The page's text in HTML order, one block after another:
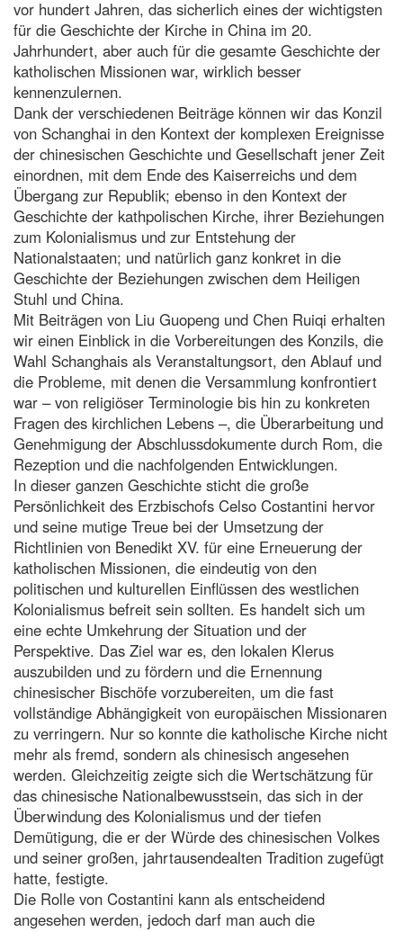
vor hundert Jahren, das sicherlich eines der wichtigsten
für die Geschichte der Kirche in China im 20.
Jahrhundert, aber auch für die gesamte Geschichte der
katholischen Missionen war, wirklich besser
kennenzulernen.
Dank der verschiedenen Beiträge können wir das Konzil
von Schanghai in den Kontext der komplexen Ereignisse
der chinesischen Geschichte und Gesellschaft jener Zeit
einordnen, mit dem Ende des Kaiserreichs und dem
Übergang zur Republik; ebenso in den Kontext der
Geschichte der kathpolischen Kirche, ihrer Beziehungen
zum Kolonialismus und zur Entstehung der
Nationalstaaten; und natürlich ganz konkret in die
Geschichte der Beziehungen zwischen dem Heiligen
Stuhl und China.
Mit Beiträgen von Liu Guopeng und Chen Ruiqi erhalten
wir einen Einblick in die Vorbereitungen des Konzils, die
Wahl Schanghais als Veranstaltungsort, den Ablauf und
die Probleme, mit denen die Versammlung konfrontiert
war – von religiöser Terminologie bis hin zu konkreten
Fragen des kirchlichen Lebens –, die Überarbeitung und
Genehmigung der Abschlussdokumente durch Rom, die
Rezeption und die nachfolgenden Entwicklungen.
In dieser ganzen Geschichte sticht die große
Persönlichkeit des Erzbischofs Celso Costantini hervor
und seine mutige Treue bei der Umsetzung der
Richtlinien von Benedikt XV. für eine Erneuerung der
katholischen Missionen, die eindeutig von den
politischen und kulturellen Einflüssen des westlichen
Kolonialismus befreit sein sollten. Es handelt sich um
eine echte Umkehrung der Situation und der
Perspektive. Das Ziel war es, den lokalen Klerus
auszubilden und zu fördern und die Ernennung
chinesischer Bischöfe vorzubereiten, um die fast
vollständige Abhängigkeit von europäischen Missionaren
zu verringern. Nur so konnte die katholische Kirche nicht
mehr als fremd, sondern als chinesisch angesehen
werden. Gleichzeitig zeigte sich die Wertschätzung für
das chinesische Nationalbewusstsein, das sich in der
Überwindung des Kolonialismus und der tiefen
Demütigung, die er der Würde des chinesischen Volkes
und seiner großen, jahrtausendealten Tradition zugefügt
hatte, festigte.
Die Rolle von Costantini kann als entscheidend
angesehen werden, jedoch darf man auch die